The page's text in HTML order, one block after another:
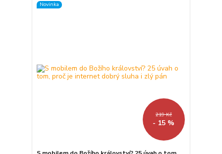
Novinka
219 Kč
- 15 %